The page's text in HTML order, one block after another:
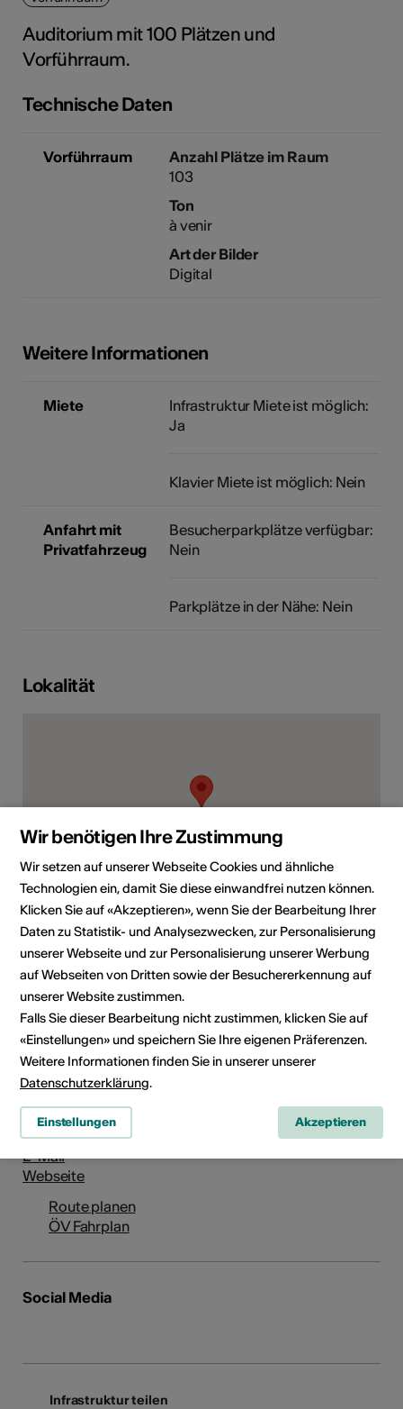
Auditorium mit 100 Plätzen und
Vorführraum.
Technische Daten
Vorführraum
Anzahl Plätze im Raum
103
Ton
à venir
Art der Bilder
Digital
Weitere Informationen
Miete
Infrastruktur Miete ist möglich:
Ja
Klavier Miete ist möglich: Nein
Anfahrt mit
Privatfahrzeug
Besucherparkplätze verfügbar:
Nein
Parkplätze in der Nähe: Nein
Lokalität
Av. de la Gare 15, 1920 Martigny
Route planen
ÖV Fahrplan
Adresse
Le Cinégraphe
Mediathek Wallis - Martigny
Av. de la Gare 15
1920 Martigny
Telefon +41 (0)27 607 15 40
E-Mail
Webseite
Route planen
ÖV Fahrplan
Social Media
Infrastruktur teilen
Wir benötigen Ihre Zustimmung
Wir setzen auf unserer Webseite Cookies und ähnliche
Technologien ein, damit Sie diese einwandfrei nutzen können.
Klicken Sie auf «Akzeptieren», wenn Sie der Bearbeitung Ihrer
Daten zu Statistik- und Analysezwecken, zur Personalisierung
unserer Webseite und zur Personalisierung unserer Werbung
auf Webseiten von Dritten sowie der Besuchererkennung auf
unserer Website zustimmen.
Falls Sie dieser Bearbeitung nicht zustimmen, klicken Sie auf
«Einstellungen» und speichern Sie Ihre eigenen Präferenzen.
Weitere Informationen finden Sie in unserer unserer
Datenschutzerklärung.
Einstellungen Akzeptieren